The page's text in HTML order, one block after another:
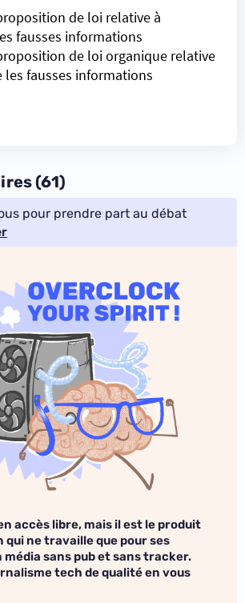
de loi relative à
fausses informations
de loi organique relative
fausses informations
(61)
pour prendre part au débat
accès libre, mais il est le produit
ne travaille que pour ses
média sans pub et sans tracker.
tech de qualité en vous